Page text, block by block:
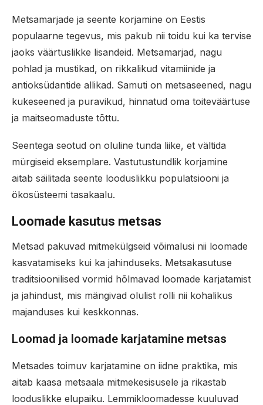
Metsamarjade ja seente korjamine on Eestis
populaarne tegevus, mis pakub nii toidu kui ka tervise
jaoks väärtuslikke lisandeid. Metsamarjad, nagu
pohlad ja mustikad, on rikkalikud vitamiinide ja
antioksüdantide allikad. Samuti on metsaseened, nagu
kukeseened ja puravikud, hinnatud oma toiteväärtuse
ja maitseomaduste tõttu.
Seentega seotud on oluline tunda liike, et vältida
mürgiseid eksemplare. Vastutustundlik korjamine
aitab säilitada seente looduslikku populatsiooni ja
ökosüsteemi tasakaalu.
Loomade kasutus metsas
Metsad pakuvad mitmekülgseid võimalusi nii loomade
kasvatamiseks kui ka jahinduseks. Metsakasutuse
traditsioonilised vormid hõlmavad loomade karjatamist
ja jahindust, mis mängivad olulist rolli nii kohalikus
majanduses kui keskkonnas.
Loomad ja loomade karjatamine metsas
Metsades toimuv karjatamine on iidne praktika, mis
aitab kaasa metsaala mitmekesisusele ja rikastab
looduslikke elupaiku. Lemmikloomadesse kuuluvad